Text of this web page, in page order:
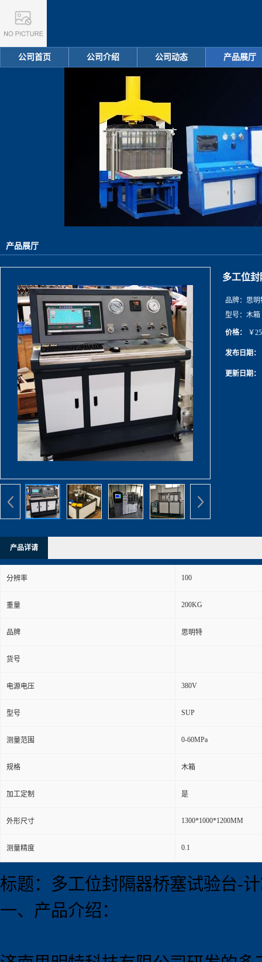
公司首页 公司介绍 公司动态 产品展厅
产品展厅
多工位
品牌： 思明
型号： 木箱
价格： ￥
发布日期：
更新日期：
产品详请
分辨率 100
重量 200KG
品牌 思明特
货号
电源电压 380V
型号 SUP
测量范围 0-60MPa
规格 木箱
加工定制 是
外形尺寸 1300*1000*1200MM
测量精度 0.1
标题：多工位封隔器桥塞试验台-
一、产品介绍：